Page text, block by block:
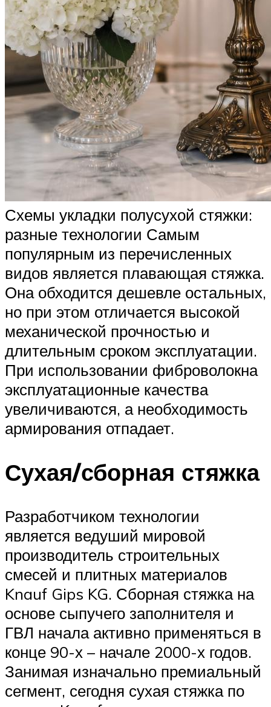
Схемы укладки полусухой стяжки:
разные технологии Самым
популярным из перечисленных
видов является плавающая стяжка.
Она обходится дешевле остальных,
но при этом отличается высокой
механической прочностью и
длительным сроком эксплуатации.
При использовании фиброволокна
эксплуатационные качества
увеличиваются, а необходимость
армирования отпадает.
Сухая/сборная стяжка
Разработчиком технологии
является ведуший мировой
производитель строительных
смесей и плитных материалов
Knauf Gips KG. Сборная стяжка на
основе сыпучего заполнителя и
ГВЛ начала активно применяться в
конце 90-х – начале 2000-х годов.
Занимая изначально премиальный
сегмент, сегодня сухая стяжка по